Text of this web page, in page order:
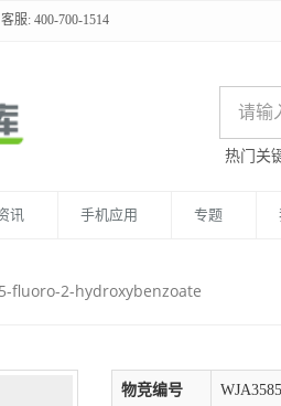
客服: 400-700-1514
热门关
讯 手机应用 专题
fluoro-2-hydroxybenzoate
物竞编号